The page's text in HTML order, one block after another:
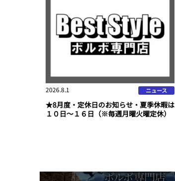
2026.8.1 ニュース
★8月度・定休日のお知らせ・夏季休暇は
１０日～１６日（※毎週月曜火曜定休）